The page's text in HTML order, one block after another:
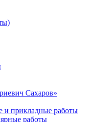
Сахаров»
и прикладные работы
работы